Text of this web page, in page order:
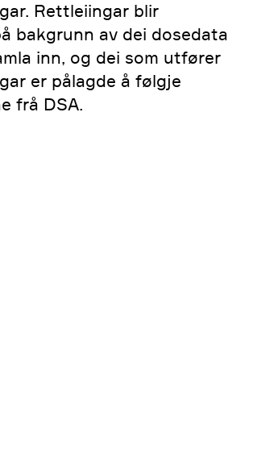
Rettleiingar blir
bakgrunn av dei dosedata
inn, og dei som utfører
er pålagde å følgje
frå DSA.